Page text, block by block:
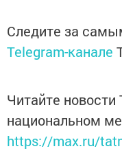
Следите за
Telegram-канале
Читайте новости
национальном
https://max.ru/